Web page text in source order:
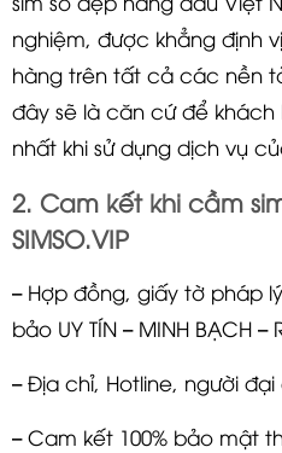
nghiệm, được khẳng định
hàng trên tất cả các nền
đây sẽ là căn cứ để
nhất khi sử dụng dịch vụ
2. Cam kết khi cầm
SIMSO.VIP
– Hợp đồng, giấy tờ pháp
bảo UY TÍN – MINH BẠCH
– Địa chỉ, Hotline, người
– Cam kết 100% bảo mật